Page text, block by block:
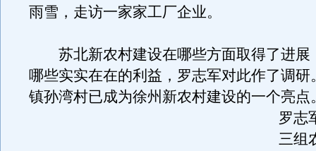
雨雪，走访一家家工厂企业。
苏北新农村建设在哪些方面取得了进展
哪些实实在在的利益，罗志军对此作了调研
镇孙湾村已成为徐州新农村建设的一个亮点
罗志
三组